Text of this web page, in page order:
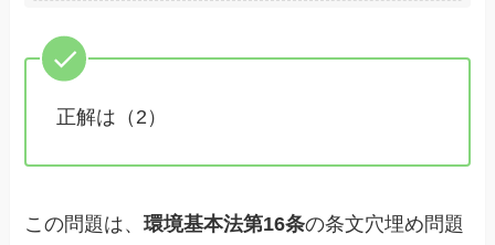
正解は（2）
この問題は、環境基本法第16条の条文穴埋め問題